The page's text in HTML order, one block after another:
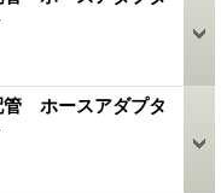
ホースアダプタ